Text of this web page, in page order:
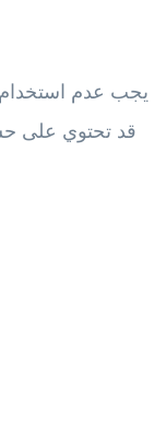
يجب عدم استخدام
قد تحتوي على